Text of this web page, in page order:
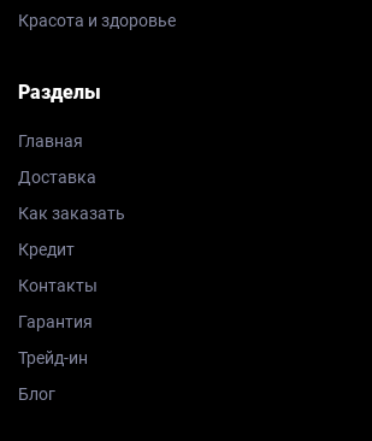
Красота и здоровье
Разделы
Главная
Доставка
Как заказать
Кредит
Контакты
Гарантия
Трейд-ин
Блог